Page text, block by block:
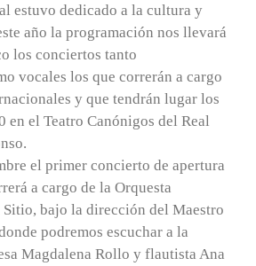
estuvo dedicado a la cultura y
año la programación nos llevará
los conciertos tanto
vocales los que correrán a cargo
y que tendrán lugar los
en el Teatro Canónigos del Real
el primer concierto de apertura
a cargo de la Orquesta
bajo la dirección del Maestro
podremos escuchar a la
Magdalena Rollo y flautista Ana